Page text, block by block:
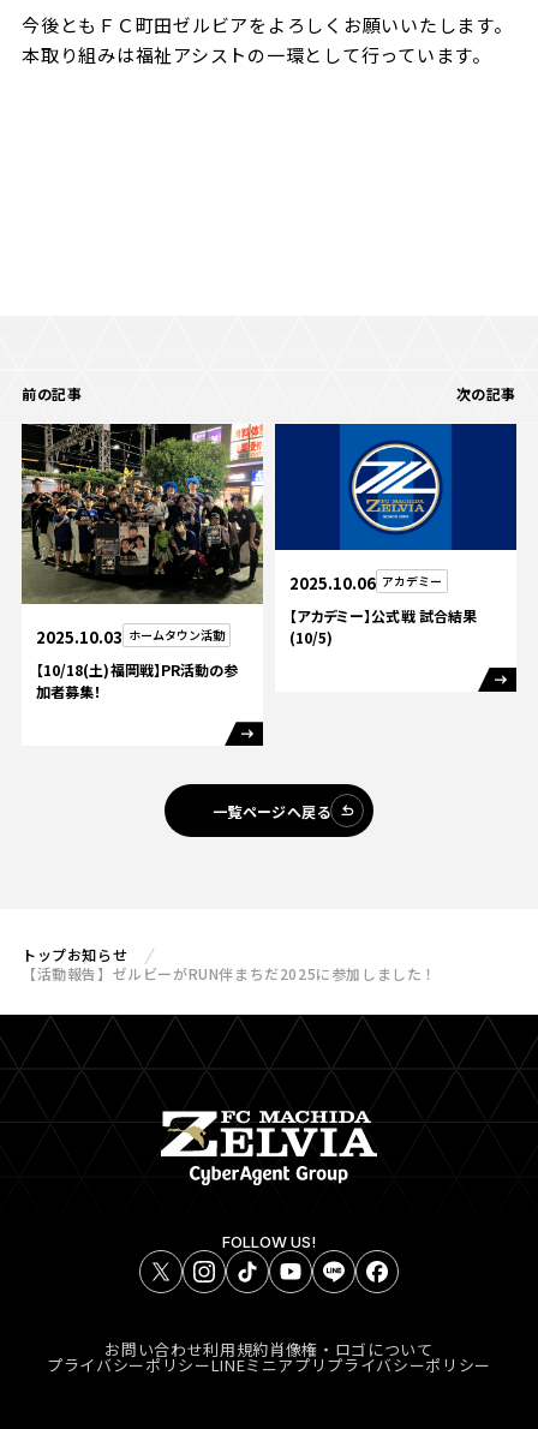
今後ともＦＣ町田ゼルビアをよろしくお願いいたします。
本取り組みは福祉アシストの一環として行っています。
前の記事
2025.10.03 ホームタウン活動
【10/18(土)福岡戦】PR活動の参
加者募集！
次の記事
2025.10.06 アカデミー
【アカデミー】公式戦 試合結果
(10/5)
一覧ページへ戻る
トップお知らせ
【活動報告】ゼルビーがRUN伴まちだ2025に参加しました！
FOLLOW US!
お問い合わせ利用規約肖像権・ロゴについて
プライバシーポリシーLINEミニアプリプライバシーポリシー